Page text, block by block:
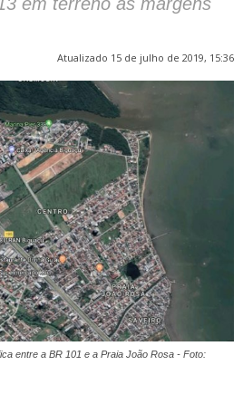
Atualizado 15 de julho de 2019, 15:36
entre a BR 101 e a Praia João Rosa - Foto: